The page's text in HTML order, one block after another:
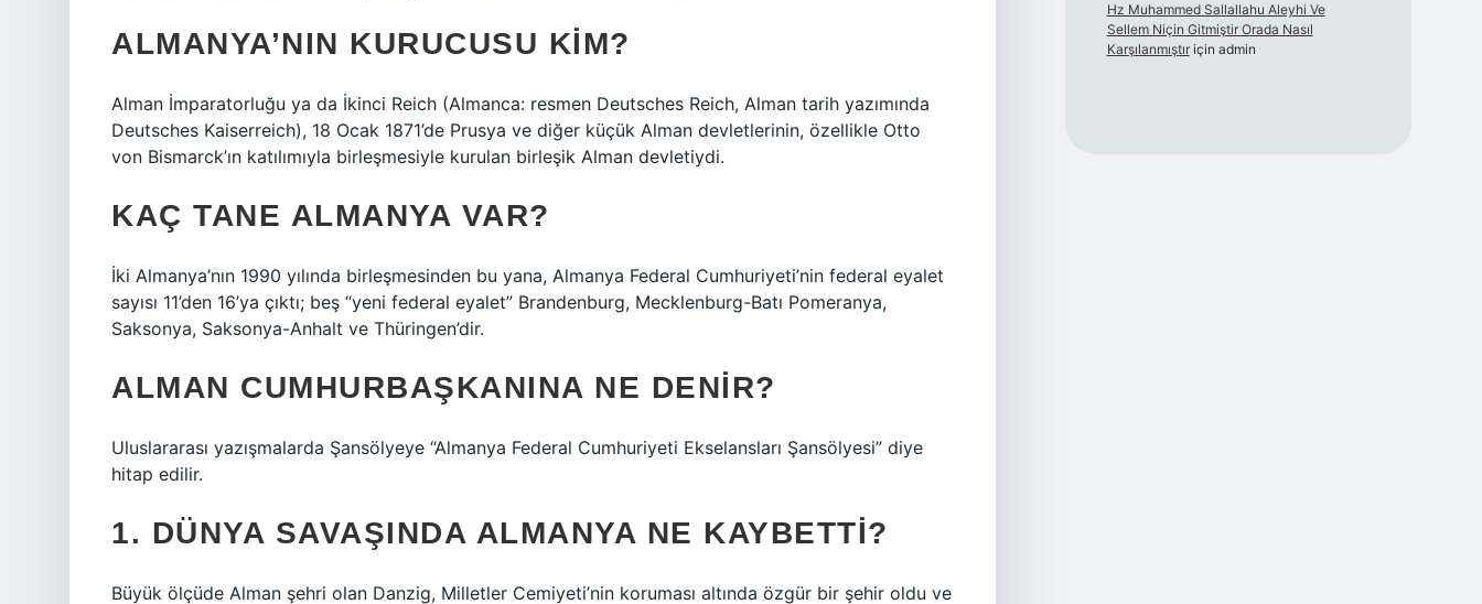
ALMANYA’NIN KURUCUSU KIM?
Alman İmparatorluğu ya da İkinci Reich (Almanca: resmen Deutsches Reich, Alman tarih yazımında
Deutsches Kaiserreich), 18 Ocak 1871’de Prusya ve diğer küçük Alman devletlerinin, özellikle Otto
von Bismarck’ın katılımıyla birleşmesiyle kurulan birleşik Alman devletiydi.
KAÇ TANE ALMANYA VAR?
İki Almanya’nın 1990 yılında birleşmesinden bu yana, Almanya Federal Cumhuriyeti’nin federal eyalet
sayısı 11’den 16’ya çıktı; beş “yeni federal eyalet” Brandenburg, Mecklenburg-Batı Pomeranya,
Saksonya, Saksonya-Anhalt ve Thüringen’dir.
ALMAN CUMHURBAŞKANINA NE DENIR?
Uluslararası yazışmalarda Şansölyeye “Almanya Federal Cumhuriyeti Ekselansları Şansölyesi” diye
hitap edilir.
1. DÜNYA SAVAŞINDA ALMANYA NE KAYBETTI?
Büyük ölçüde Alman şehri olan Danzig, Milletler Cemiyeti’nin koruması altında özgür bir şehir oldu ve
Hz Muhammed Sallallahu Aleyhi Ve
Sellem Niçin Gitmiştir Orada Nasıl
Karşılanmıştıriçin admin